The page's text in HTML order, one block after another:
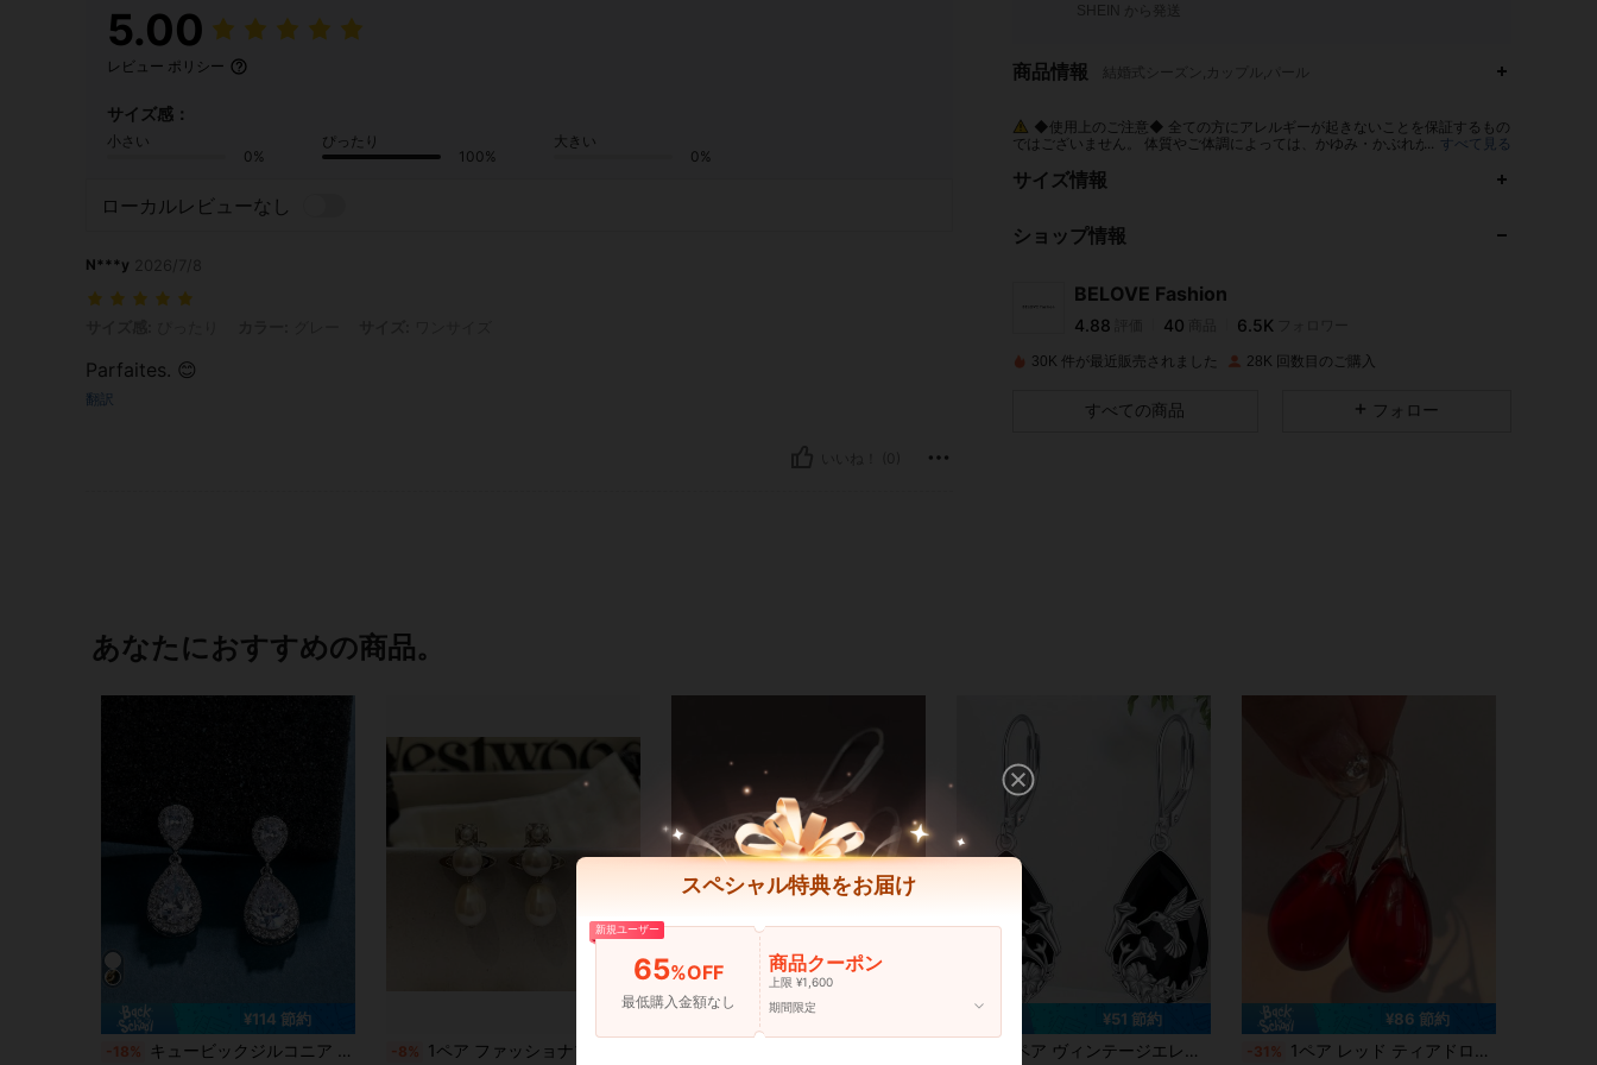
5.00
レビュー ポリシー
サイズ感：
小さい
0%
ぴったり
100%
大きい
0%
ローカルレビューなし
N***y
Parfaites. 😊
翻訳
SHEIN から発送
商品情報 結婚式シーズン,カップル,パール
◆使用上のご注意◆ 全ての方にアレルギーが起きないことを保証するもの
ではございません。 体質やご体調によっては、かゆみ・かぶれが生じる場合
き、専門医にご相談ください。
すべて見る
サイズ情報
ショップ情報
BELOVE Fashion
4.88
4.88 評価 40 商品
は1日前 に購入しました
30K 件が最近販売されました 28K 回数目のご購入
すべての商品 フォロー
あなたにおすすめの商品。
¥114 節約
-18% キュービックジルコニア デコレーション 水滴形ピアス -8% 1ペア ファッショナブルなフレンチ ウォータードロップ サターンパールピアス、パーソナライズされたエレガントなミニマリスト 多用途スタッドピアス、日常着用とギフトに適しています
¥51 節約
1ペア ヴィンテージエレガントファッション ブラック 水滴カービング ハチドリ&フラワーデザイン ピアス、パーソナライズされたジュエリーギフト、女性の日常、パーティー、旅行に適しています
¥86 節約
-31% 1ペア レッド ティアドロップ ピアス、女性のパーティージュエリー、バレンタインデーに適しています
スペシャル特典をお届け
新規ユーザー
65%OFF
最低購入金額なし
商品クーポン
上限 ¥1,600
期間限定